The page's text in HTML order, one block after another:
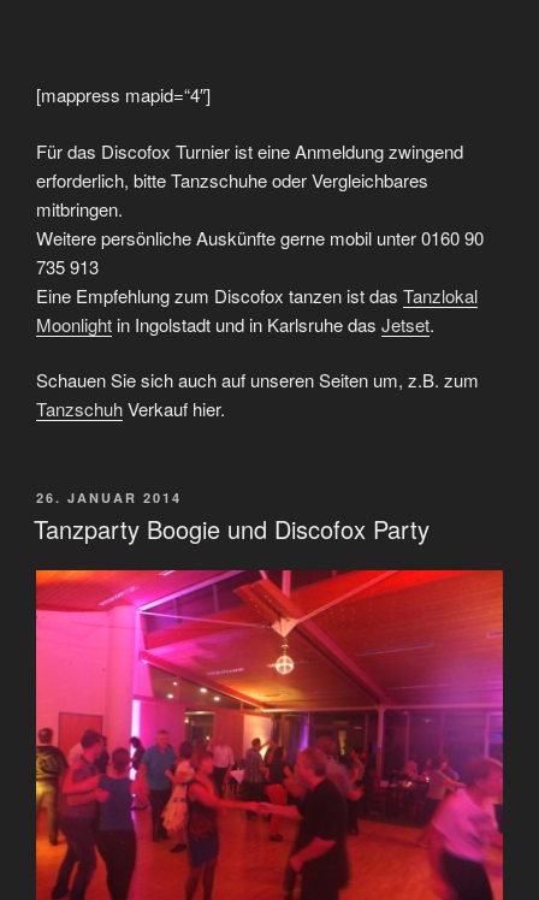
[mappress mapid=“4″]
Für das Discofox Turnier ist eine Anmeldung zwingend
erforderlich, bitte Tanzschuhe oder Vergleichbares
mitbringen.
Weitere persönliche Auskünfte gerne mobil unter 0160 90
735 913
Eine Empfehlung zum Discofox tanzen ist das Tanzlokal
Moonlight in Ingolstadt und in Karlsruhe das Jetset.
Schauen Sie sich auch auf unseren Seiten um, z.B. zum
TanzschuhVerkauf hier.
VERÖFFENTLICHT
AM
26. JANUAR 2014
Tanzparty Boogie und Discofox Party